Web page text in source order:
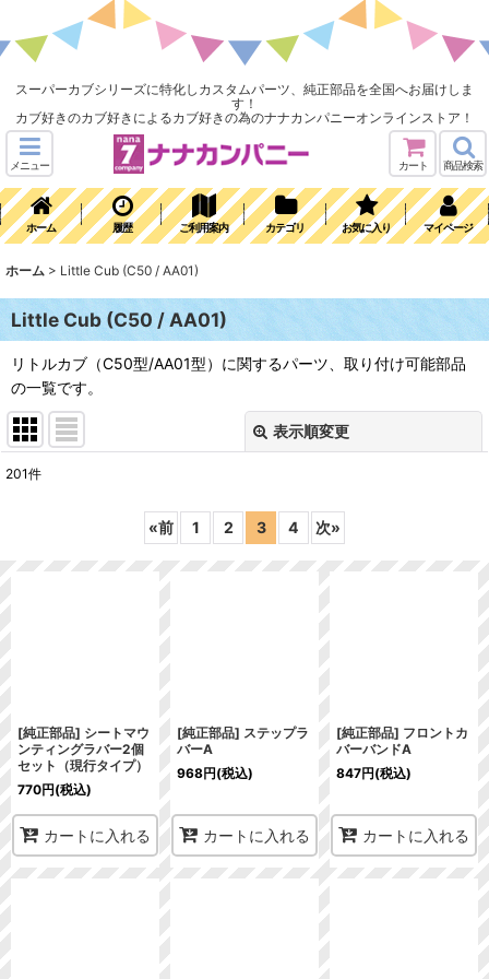
スーパーカブシリーズに特化しカスタムパーツ、純正部品を全国へお届けしま
す！
カブ好きのカブ好きによるカブ好きの為のナナカンパニーオンラインストア！
メニュー カート 商品検索
ホーム 履歴 ご利用案内 カテゴリ お気に入り マイページ
ホーム > Little Cub (C50 / AA01)
Little Cub (C50 / AA01)
リトルカブ（C50型/AA01型）に関するパーツ、取り付け可能部品
の一覧です。
表示順変更
201件
«前 1 2 3 4 次»
[純正部品] シートマウ
ンティングラバー2個
セット（現行タイプ）
770円(税込)
カートに入れる
[純正部品] ステップラ
バーA
968円(税込)
カートに入れる
[純正部品] フロントカ
バーバンドA
847円(税込)
カートに入れる